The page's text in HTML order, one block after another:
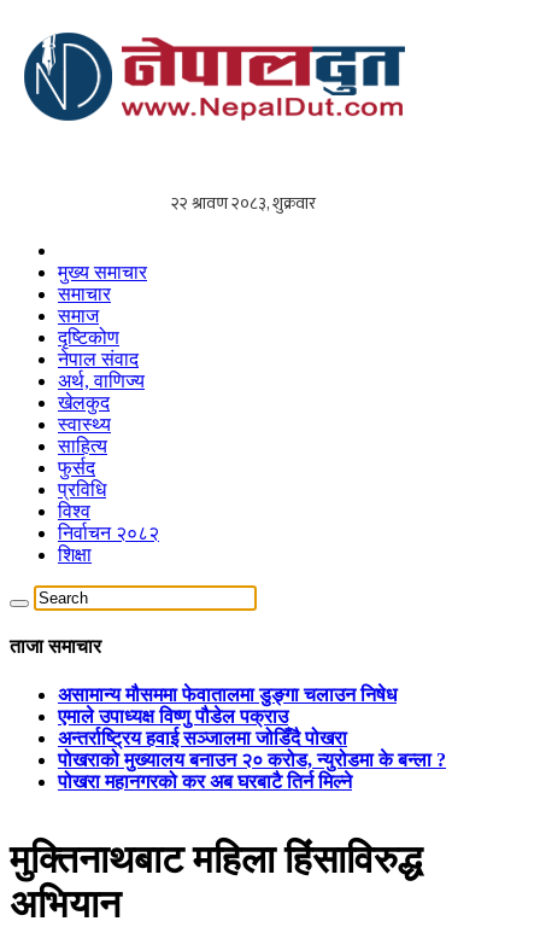
मुख्य समाचार
समाचार
समाज
दृष्टिकोण
नेपाल संवाद
अर्थ, वाणिज्य
खेलकुद
स्वास्थ्य
साहित्य
फुर्सद
प्रविधि
विश्व
निर्वाचन २०८२
शिक्षा
ताजा समाचार
असामान्य मौसममा फेवातालमा डुङ्गा चलाउन निषेध
एमाले उपाध्यक्ष विष्णु पौडेल पक्राउ
अन्तर्राष्ट्रिय हवाई सञ्जालमा जोडिँदै पोखरा
पोखराको मुख्यालय बनाउन २० करोड, न्युरोडमा के बन्ला ?
पोखरा महानगरको कर अब घरबाटै तिर्न मिल्ने
मुक्तिनाथबाट महिला हिंसाविरुद्ध
अभियान